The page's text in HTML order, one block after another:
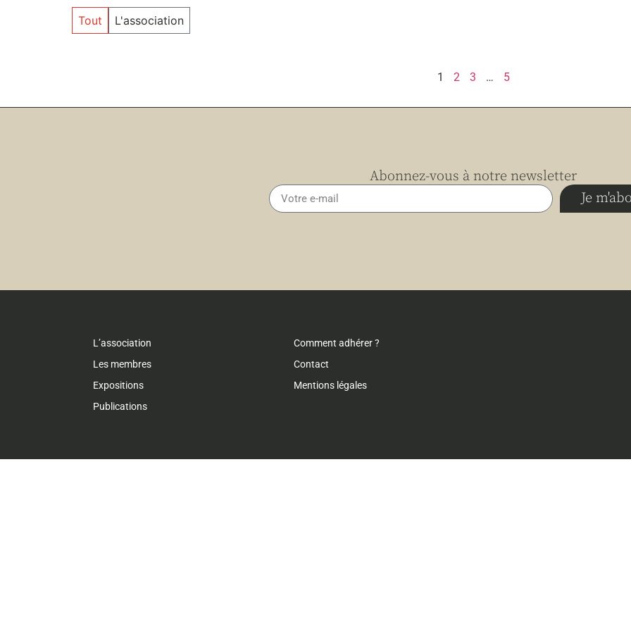
L'association
Tout
1 2 3 … 5
Abonnez-vous à notre newsletter
Je
L’association
Les membres
Expositions
Publications
Comment adhérer ?
Contact
Mentions légales